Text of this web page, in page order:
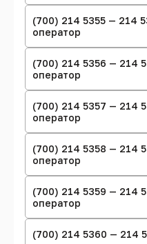
(700) 214 5355 — 214
оператор
(700) 214 5356 — 214
оператор
(700) 214 5357 — 214
оператор
(700) 214 5358 — 214
оператор
(700) 214 5359 — 214
оператор
(700) 214 5360 — 214